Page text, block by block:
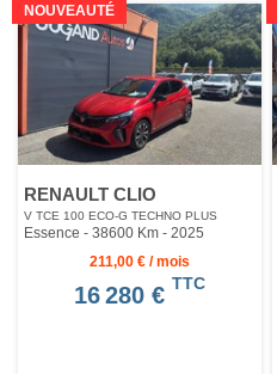
NOUVEAUTÉ
RENAULT CLIO
V TCE 100 ECO-G TECHNO PLUS
Essence - 38600 Km - 2025
211,00 € / mois
16 280 € TTC